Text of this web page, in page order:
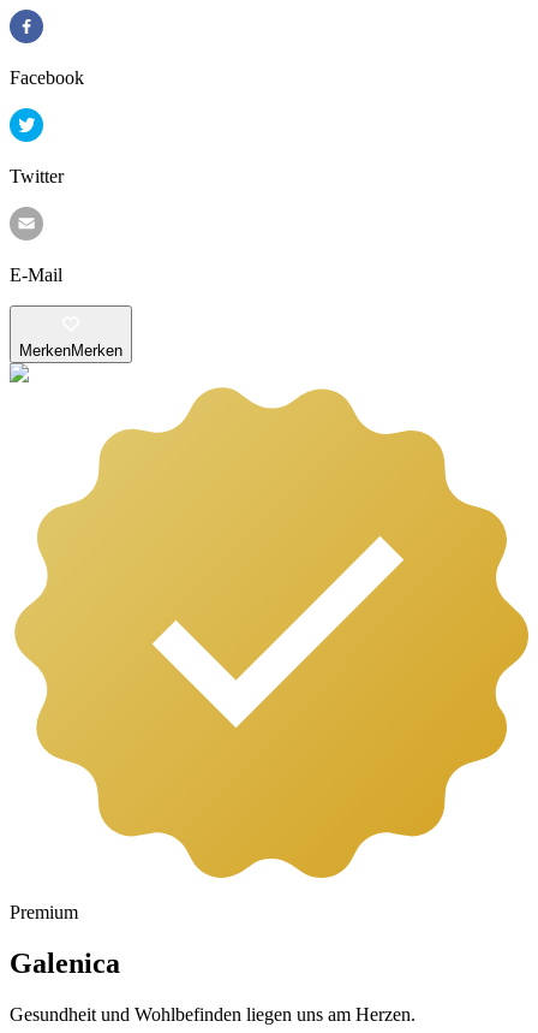
Facebook
Twitter
E-Mail
MerkenMerken
Premium
Galenica
Gesundheit und Wohlbefinden liegen uns am Herzen.